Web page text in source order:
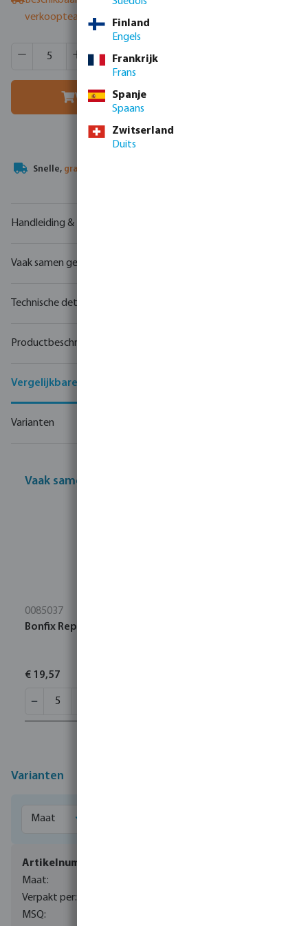
verkoopteam
Producthoeveelheid: Voer de gewenste hoeveelheid in of
MSQ:
Voeg toe aan winkelmandje
Uw
Handleiding & tekeningen
Vaak samen gekocht
Technische details
Productbeschrijving
Vergelijkbare producten
Varianten
Vaak samen gekocht
0085037
Bonfix Reparatiesok RVS 316L 15 mm pers KIWA
€ 19,57
Varianten
Finland
Engels
Frankrijk
Frans
Spanje
Spaans
Zwitserland
Duits